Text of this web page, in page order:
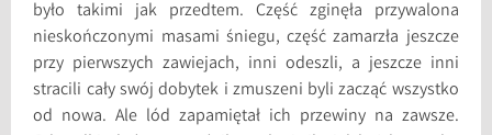
było takimi jak przedtem. Część zginęła przywalona
nieskończonymi masami śniegu, część zamarzła jeszcze
przy pierwszych zawiejach, inni odeszli, a jeszcze inni
stracili cały swój dobytek i zmuszeni byli zacząć wszystko
od nowa. Ale lód zapamiętał ich przewiny na zawsze.